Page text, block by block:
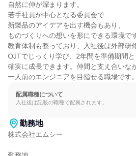
自然に仲が深まります。
若手社員が中心となる委員会で
新製品のアイデアを出す機会もあり、
ものづくりへの想いを形にできる環境で
教育体制も整っており、入社後は外部研
OJTでじっくり学び、2年間を準備期間と
確実に成長できます。仲間と支え合いな
一人前のエンジニアを目指せる職場です。
配属職種について
入社後は記載の職種で配属されます。
勤務地
株式会社エムシー